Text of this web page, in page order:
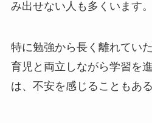
み出せない人も多くいます。
特に勉強から長く離れてい
育児と両立しながら学習を
は、不安を感じることもあ